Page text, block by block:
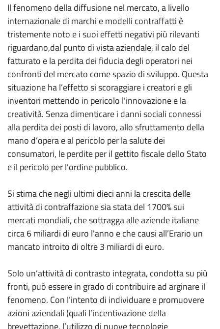
Il fenomeno della diffusione nel mercato, a livello
internazionale di marchi e modelli contraffatti è
tristemente noto e i suoi effetti negativi più rilevanti
riguardano,dal punto di vista aziendale, il calo del
fatturato e la perdita dei fiducia degli operatori nei
confronti del mercato come spazio di sviluppo. Questa
situazione ha l’effetto si scoraggiare i creatori e gli
inventori mettendo in pericolo l’innovazione e la
creatività. Senza dimenticare i danni sociali connessi
alla perdita dei posti di lavoro, allo sfruttamento della
mano d’opera e al pericolo per la salute dei
consumatori, le perdite per il gettito fiscale dello Stato
e il pericolo per l’ordine pubblico.
Si stima che negli ultimi dieci anni la crescita delle
attività di contraffazione sia stata del 1700% sui
mercati mondiali, che sottragga alle aziende italiane
circa 6 miliardi di euro l’anno e che causi all’Erario un
mancato introito di oltre 3 miliardi di euro.
Solo un’attività di contrasto integrata, condotta su più
fronti, può essere in grado di contribuire ad arginare il
fenomeno. Con l’intento di individuare e promuovere
azioni aziendali (quali l’incentivazione della
brevettazione, l’utilizzo di nuove tecnologie